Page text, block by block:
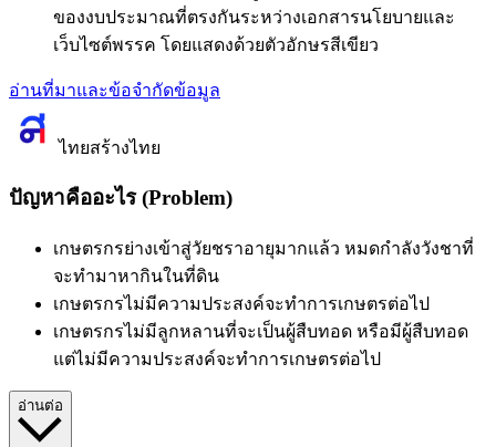
ของงบประมาณที่ตรงกันระหว่างเอกสารนโยบายและ
เว็บไซต์พรรค โดยแสดงด้วยตัวอักษรสีเขียว
อ่านที่มาและข้อจำกัดข้อมูล
ไทยสร้างไทย
ปัญหาคืออะไร (Problem)
เกษตรกรย่างเข้าสู่วัยชราอายุมากแล้ว หมดกำลังวังชาที่
จะทำมาหากินในที่ดิน
เกษตรกรไม่มีความประสงค์จะทำการเกษตรต่อไป
เกษตรกรไม่มีลูกหลานที่จะเป็นผู้สืบทอด หรือมีผู้สืบทอด
แต่ไม่มีความประสงค์จะทำการเกษตรต่อไป
อ่านต่อ